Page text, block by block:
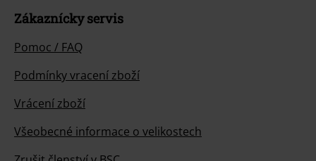
Náš zákaznický servis je tu pro vás
Náš zákaznický servis je k dispozici dnes od 09:00 hod do 17:00 hod.
Zahájit chat